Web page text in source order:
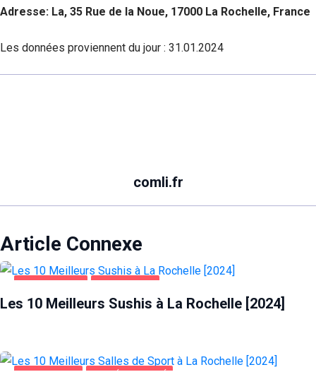
Adresse: La, 35 Rue de la Noue, 17000 La Rochelle, France
Les données proviennent du jour : 31.01.2024
comli.fr
Article Connexe
Les 10 Meilleurs Sushis à La Rochelle [2024]